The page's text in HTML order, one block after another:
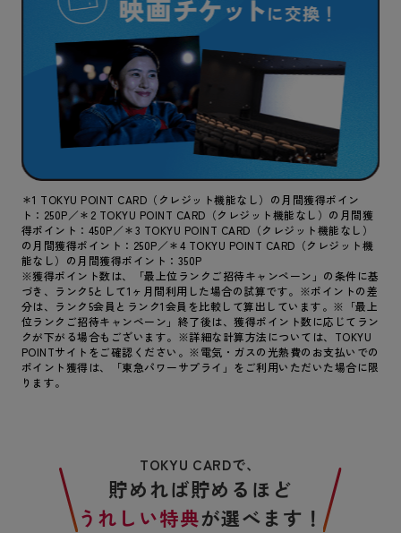
＊1 TOKYU POINT CARD（クレジット機能なし）の月間獲得ポイン
ト：250P／＊2 TOKYU POINT CARD（クレジット機能なし）の月間獲
得ポイント：450P／＊3 TOKYU POINT CARD（クレジット機能なし）
の月間獲得ポイント：250P／＊4 TOKYU POINT CARD（クレジット機
能なし）の月間獲得ポイント：350P
※獲得ポイント数は、「最上位ランクご招待キャンペーン」の条件に基
づき、ランク5として1ヶ月間利用した場合の試算です。※ポイントの差
分は、ランク5会員とランク1会員を比較して算出しています。※「最上
位ランクご招待キャンペーン」終了後は、獲得ポイント数に応じてラン
クが下がる場合もございます。※詳細な計算方法については、TOKYU
POINTサイトをご確認ください。※電気・ガスの光熱費のお支払いでの
ポイント獲得は、「東急パワーサプライ」をご利用いただいた場合に限
ります。
TOKYU CARDで、
貯めれば貯めるほど
うれしい特典が選べます！